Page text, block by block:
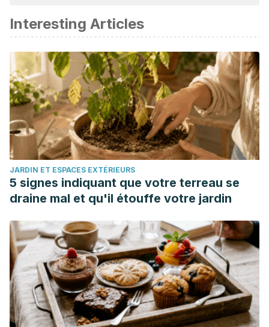
ou scientifique
Lehallier, B., Gate, D., Schaum, N., Nanasi, T., Lee, S. E.,
Yousef, H., … & Wyss-Coray, T. (2019). Undulating changes
in human plasma proteome across lifespan are linked to
disease.bioRxiv, 751115.
Alvarado García Alejandra María, Salazar Maya Ángela
María. Análisis del concepto de envejecimiento.
Gerokomos [Internet]. 2014 Jun [citado 2022 Abr 14] ;
25( 2 ): 57-62. Disponible en:
http://scielo.isciii.es/scielo.php?
script=sci_arttext&pid=S1134-
928X2014000200002&lng=es.
https://dx.doi.org/10.4321/S1134-928X2014000200002.
Interesting Articles
JARDIN ET ESPACES EXTÉRIEURS
5 signes indiquant que votre terreau se
draine mal et qu'il étouffe votre jardin